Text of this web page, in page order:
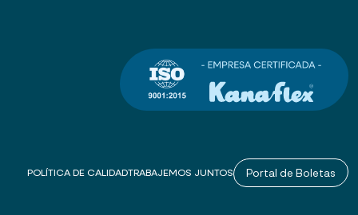
POLÍTICA DE CALIDADTRABAJEMOS JUNTOS Portal de Boletas